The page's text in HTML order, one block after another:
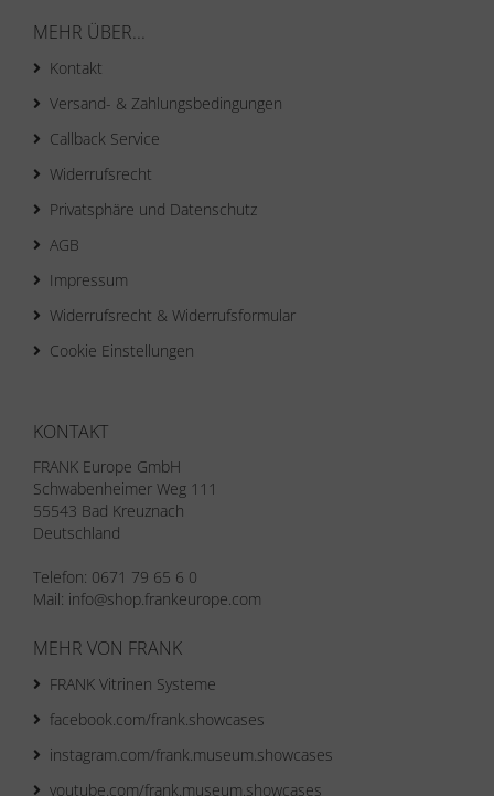
MEHR ÜBER...
Kontakt
Versand- & Zahlungsbedingungen
Callback Service
Widerrufsrecht
Privatsphäre und Datenschutz
AGB
Impressum
Widerrufsrecht & Widerrufsformular
Cookie Einstellungen
KONTAKT
FRANK Europe GmbH
Schwabenheimer Weg 111
55543 Bad Kreuznach
Deutschland
Telefon: 0671 79 65 6 0
Mail: info@shop.frankeurope.com
MEHR VON FRANK
FRANK Vitrinen Systeme
facebook.com/frank.showcases
instagram.com/frank.museum.showcases
youtube.com/frank.museum.showcases